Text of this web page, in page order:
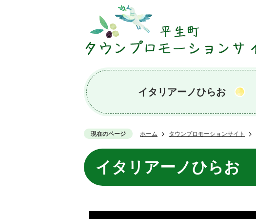
イタリアーノひらお
現在のページ ホーム タウンプロモーションサイト
イタリアーノひらお